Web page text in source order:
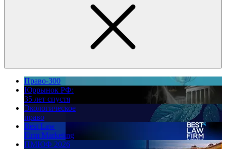
Право-300
Юррынок РФ:
35 лет спустя
Экологическое
право
Best Law
Firm Marketing
ПМЮФ 2026